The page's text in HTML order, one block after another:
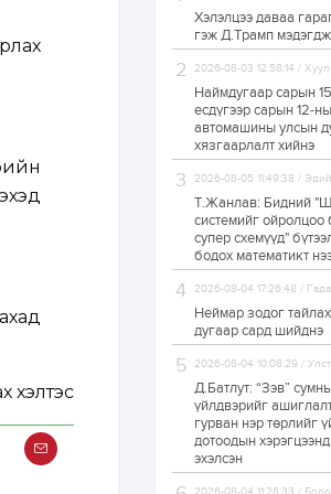
хэлтэс
ЗГ:
дизель
онцгой
1 өдөр
бэлтгэх
зоорь
үүдэд
зээл
1
Европ
соёлын
1
1,439.2
металл
авчээ
Хэлэлцээ даваа
гэж Д.Трамп
2026-08-03 12:58:14 /
Наймдугаар сарын
есдүгээр сарын 12-
автомашины улсын
хязгаарлалт хийнэ
2026-08-05 11:49:38 /
Т.Жанлав: Бидний
системийг ойролцоо
супер схемүүд"
бодох математикт
2026-08-04 17:26:48 /
Неймар зодог тайлах
дугаар сард шийднэ
2026-08-04 10:08:29 /
Д.Батлут: “Зэв”
үйлдвэрийг
гурван нэр төрлийг
дотоодын
эхэлсэн